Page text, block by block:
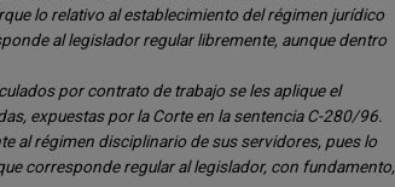
lo relativo al establecimiento del régimen jurídico
al legislador regular libremente, aunque dentro
por contrato de trabajo se les aplique el
expuestas por la Corte en la sentencia C-280/96.
al régimen disciplinario de sus servidores, pues lo
corresponde regular al legislador, con fundamento,